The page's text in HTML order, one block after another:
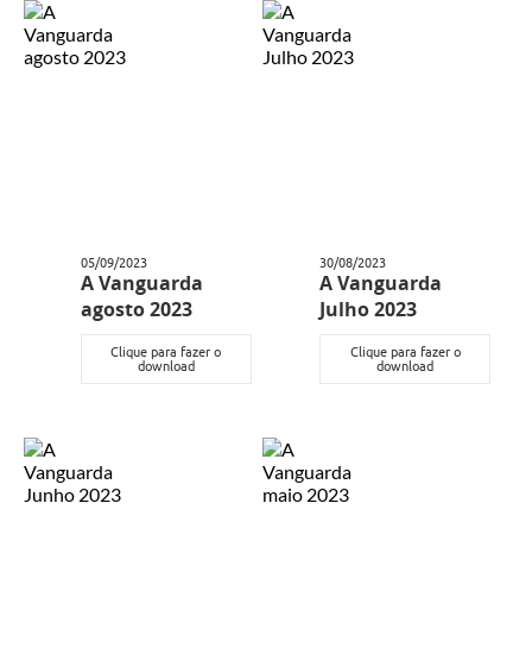
05/09/2023
A Vanguarda
agosto 2023
Clique para fazer o
download
30/08/2023
A Vanguarda
Julho 2023
Clique para fazer o
download